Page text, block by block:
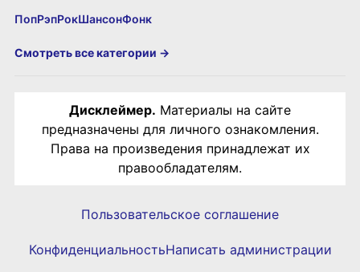
ПопРэпРокШансонФонк
Смотреть все категории →
Дисклеймер. Материалы на сайте
предназначены для личного ознакомления.
Права на произведения принадлежат их
правообладателям.
Пользовательское соглашение
КонфиденциальностьНаписать администрации